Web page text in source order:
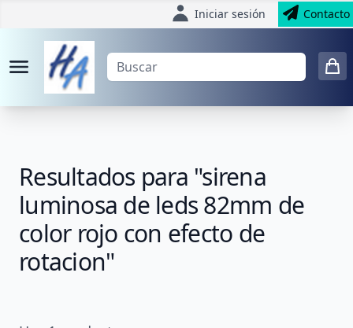
Iniciar sesión Contacto
Resultados para "sirena
luminosa de leds 82mm de
color rojo con efecto de
rotacion"